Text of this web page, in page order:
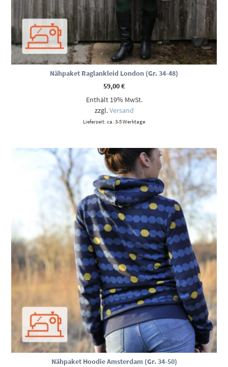
Nähpaket Raglankleid London (Gr. 34-48)
59,00€
Enthält 19% MwSt.
zzgl.Versand
Lieferzeit: ca. 3-5 Werktage
Nähpaket Hoodie Amsterdam (Gr. 34-50)